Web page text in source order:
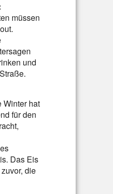
müssen
und
Winter hat
für den
Das Eis
die